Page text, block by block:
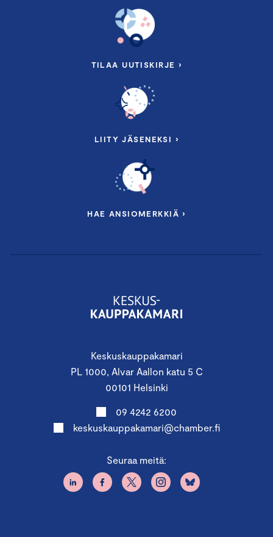
Keskuskauppakamari
PL 1000, Alvar Aallon katu 5 C
00101 Helsinki
09 4242 6200
keskuskauppakamari@chamber.fi
Seuraa meitä:
TILAA UUTISKIRJE ›
LIITY JÄSENEKSI ›
HAE ANSIOMERKKIÄ ›